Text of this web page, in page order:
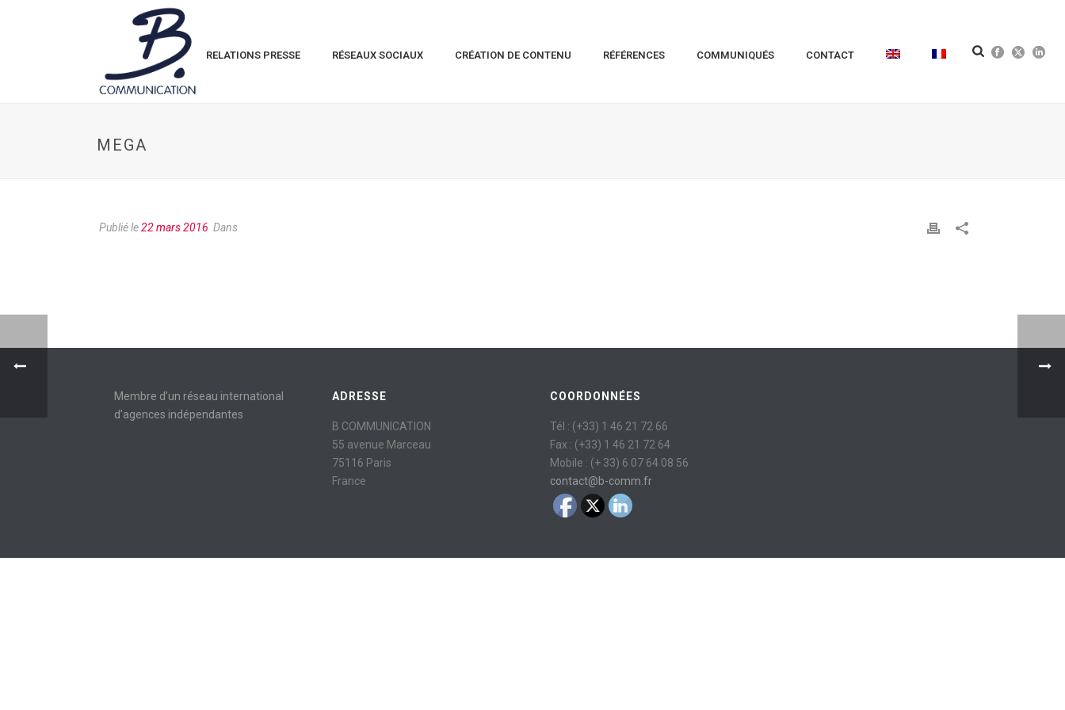
RELATIONS PRESSE RÉSEAUX SOCIAUX CRÉATION DE CONTENU RÉFÉRENCES COMMUNIQUÉS CONTACT
MEGA
Publié le22 mars 2016 Dans
Membre d’un réseau international
d’agences indépendantes
ADRESSE
B COMMUNICATION
55 avenue Marceau
75116 Paris
France
COORDONNÉES
Tél : (+33) 1 46 21 72 66
Fax : (+33) 1 46 21 72 64
Mobile : (+ 33) 6 07 64 08 56
contact@b-comm.fr